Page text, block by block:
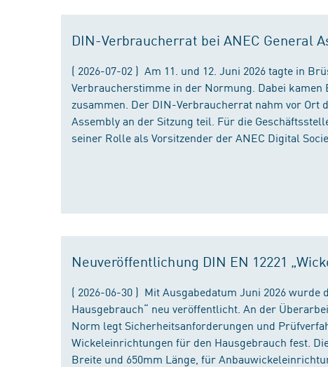
DIN-Verbraucherrat bei ANEC General
( 2026-07-02 ) Am 11. und 12. Juni 2026 tagte in
Verbraucherstimme in der Normung. Dabei
zusammen. Der DIN-Verbraucherrat nahm vor Ort
Assembly an der Sitzung teil. Für die
seiner Rolle als Vorsitzender der ANEC Digital
Neuveröffentlichung DIN EN 12221
( 2026-06-30 ) Mit Ausgabedatum Juni 2026 wurde
Hausgebrauch“ neu veröffentlicht. An der
Norm legt Sicherheitsanforderungen und
Wickeleinrichtungen für den Hausgebrauch fest.
Breite und 650mm Länge, für